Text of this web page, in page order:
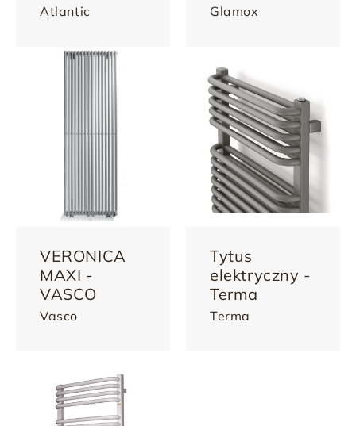
Atlantic Glamox
VERONICA
MAXI -
VASCO
Vasco
Tytus
elektryczny -
Terma
Terma